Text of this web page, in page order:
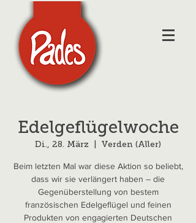
Edelgeflügelwoche
Di., 28. März Verden (Aller)
Beim letzten Mal war diese Aktion so beliebt,
dass wir sie verlängert haben – die
Gegenüberstellung von bestem
französischen Edelgeflügel und feinen
Produkten von engagierten Deutschen